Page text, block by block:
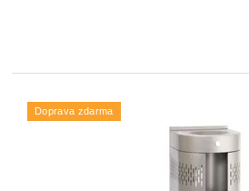
Doprava zdarma